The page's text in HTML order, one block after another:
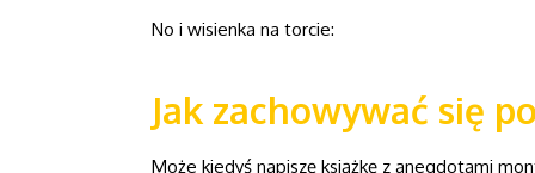
No i wisienka na torcie:
Jak zachowywać się
Może kiedyś napiszę książkę z anegdotami